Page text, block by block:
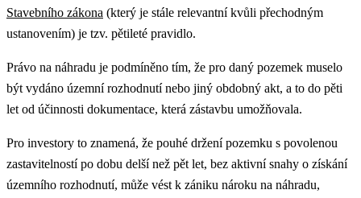
Stavebního zákona (který je stále relevantní kvůli přechodným
ustanovením) je tzv. pětileté pravidlo.
Právo na náhradu je podmíněno tím, že pro daný pozemek muselo
být vydáno územní rozhodnutí nebo jiný obdobný akt, a to do pěti
let od účinnosti dokumentace, která zástavbu umožňovala.
Pro investory to znamená, že pouhé držení pozemku s povolenou
zastavitelností po dobu delší než pět let, bez aktivní snahy o získání
územního rozhodnutí, může vést k zániku nároku na náhradu,